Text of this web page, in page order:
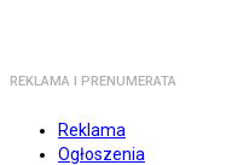
REKLAMA I PRENUMERATA
Reklama
Ogłoszenia